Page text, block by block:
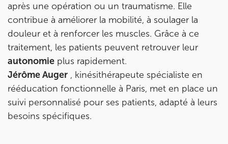
après une opération ou un traumatisme. Elle
contribue à améliorer la mobilité, à soulager la
douleur et à renforcer les muscles. Grâce à ce
traitement, les patients peuvent retrouver leur
autonomie plus rapidement.
Jérôme Auger , kinésithérapeute spécialiste en
rééducation fonctionnelle à Paris, met en place un
suivi personnalisé pour ses patients, adapté à leurs
besoins spécifiques.
Prendre rendez-vous
avec les équipes
de Jérôme Auger
Bénéficiez de l’expertise de Jérôme Augeren
prenant rendez-vous avec